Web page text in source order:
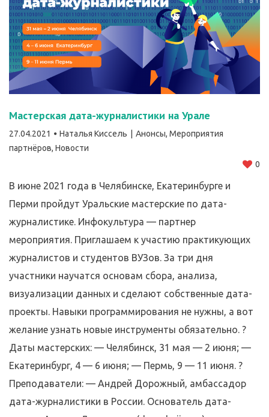
Мастерская дата-журналистики на Урале
27.04.2021 Наталья Киссель Анонсы, Мероприятия
партнёров, Новости
0
В июне 2021 года в Челябинске, Екатеринбурге и
Перми пройдут Уральские мастерские по дата-
журналистике. Инфокультура — партнер
мероприятия. Приглашаем к участию практикующих
журналистов и студентов ВУЗов. За три дня
участники научатся основам сбора, анализа,
визуализации данных и сделают собственные дата-
проекты. Навыки программирования не нужны, а вот
желание узнать новые инструменты обязательно. ?
Даты мастерских: — Челябинск, 31 мая — 2 июня; —
Екатеринбург, 4 — 6 июня; — Пермь, 9 — 11 июня. ?
Преподаватели: — Андрей Дорожный, амбассадор
дата-журналистики в России. Основатель дата-